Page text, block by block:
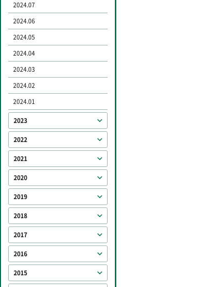
2024.07
2024.06
2024.05
2024.04
2024.03
2024.02
2024.01
2023
2022
2021
2020
2019
2018
2017
2016
2015